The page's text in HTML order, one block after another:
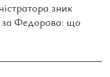
зник
за Федорова: що